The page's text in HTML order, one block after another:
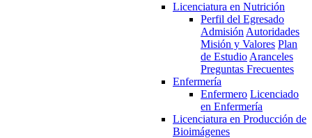
Licenciatura en Nutrición
Perfil del Egresado
Admisión Autoridades
Misión y Valores Plan
de Estudio Aranceles
Preguntas Frecuentes
Enfermería
Enfermero Licenciado
en Enfermería
Licenciatura en Producción de
Bioimágenes